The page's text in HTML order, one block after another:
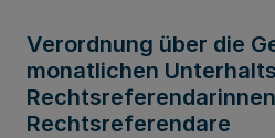
Verordnung über die
monatlichen
Rechtsreferendare